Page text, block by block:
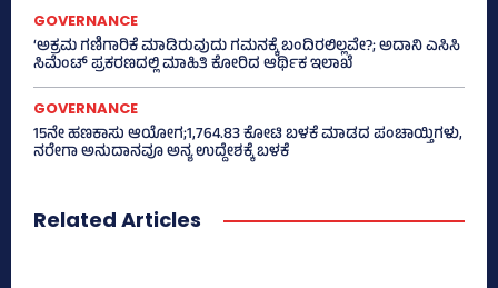
GOVERNANCE
‘ಅಕ್ರಮ ಗಣಿಗಾರಿಕೆ ಮಾಡಿರುವುದು ಗಮನಕ್ಕೆ ಬಂದಿರಲಿಲ್ಲವೇ?; ಅದಾನಿ ಎಸಿಸಿ
ಸಿಮೆಂಟ್ ಪ್ರಕರಣದಲ್ಲಿ ಮಾಹಿತಿ ಕೋರಿದ ಆರ್ಥಿಕ ಇಲಾಖೆ
GOVERNANCE
15ನೇ ಹಣಕಾಸು ಆಯೋಗ;1,764.83 ಕೋಟಿ ಬಳಕೆ ಮಾಡದ ಪಂಚಾಯ್ತಿಗಳು,
ನರೇಗಾ ಅನುದಾನವೂ ಅನ್ಯ ಉದ್ದೇಶಕ್ಕೆ ಬಳಕೆ
Related Articles